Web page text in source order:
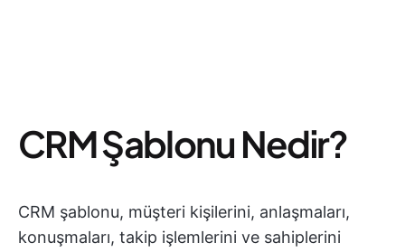
CRM Şablonu Nedir?
CRM şablonu, müşteri kişilerini, anlaşmaları,
konuşmaları, takip işlemlerini ve sahiplerini